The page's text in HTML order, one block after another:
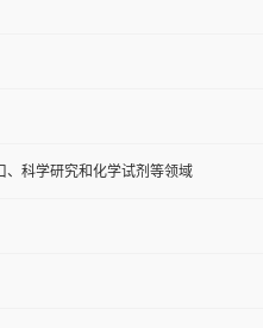
、科学研究和化学试剂等领域